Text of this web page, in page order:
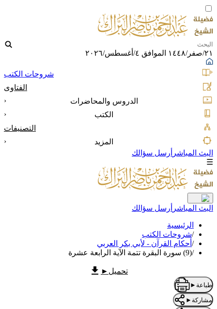
٢١/صفر/١٤٤٨ الموافق ٤/أغسطس/٢٠٢٦
شروحات الكتب
الفتاوى
الدروس والمحاضرات
‹
الكتب
‹
التصنيفات
المزيد
‹
البث المباشر أرسل سؤالك
☰
البث المباشر أرسل سؤالك
الرئيسية
/شروحات الكتب
/ أحكام القرآن - لأبي بكر العربي
/(9) سورة البقرة تتمة الآية الرابعة عشرة
تحميل ►
طباعة ►
مشاركة ►